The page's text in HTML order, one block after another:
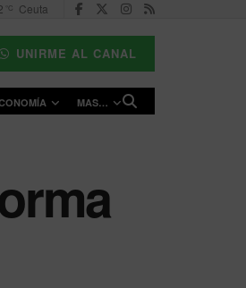
°C Ceuta
UNIRME AL CANAL
MAS…